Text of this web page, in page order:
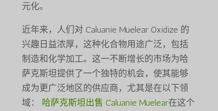
元化。
近年来，人们对 Caluanie Muelear Oxidize 的
兴趣日益浓厚，这种化合物用途广泛，包括
制造和化学加工。这一不断增长的市场为哈
萨克斯坦提供了一个独特的机会，使其能够
成为更广泛地区的供应商，尤其是在以下领
域： 哈萨克斯坦出售 Caluanie Muelear在这个